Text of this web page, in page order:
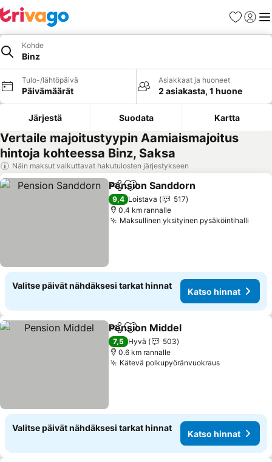
Suosikit
Kohde
Binz
Tulo-/lähtöpäivä
Päivämäärät
Asiakkaat ja huoneet
2 asiakasta, 1 huone
Järjestä Suodata Kartta
Vertaile majoitustyypin Aamiaismajoitus
hintoja kohteessa Binz, Saksa
Näin maksut vaikuttavat hakutulosten järjestykseen
Jaa Lisää suosikkeihin
Pension Sanddorn
9,4 Loistava
517
0.4 km rannalle
Maksullinen yksityinen pysäköintihalli
Valitse päivät nähdäksesi tarkat hinnat
Katso hinnat
Jaa Lisää suosikkeihin
Pension Middel
7,5 Hyvä
503
0.6 km rannalle
Kätevä polkupyöränvuokraus
Valitse päivät nähdäksesi tarkat hinnat
Katso hinnat